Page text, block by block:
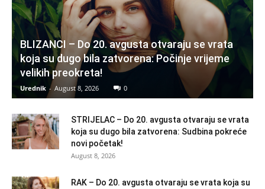
BLIZANCI – Do 20. avgusta otvaraju se vrata
koja su dugo bila zatvorena: Počinje vrijeme
velikih preokreta!
Urednik - August 8, 2026 0
STRIJELAC – Do 20. avgusta otvaraju se vrata
koja su dugo bila zatvorena: Sudbina pokreće
novi početak!
August 8, 2026
RAK – Do 20. avgusta otvaraju se vrata koja su